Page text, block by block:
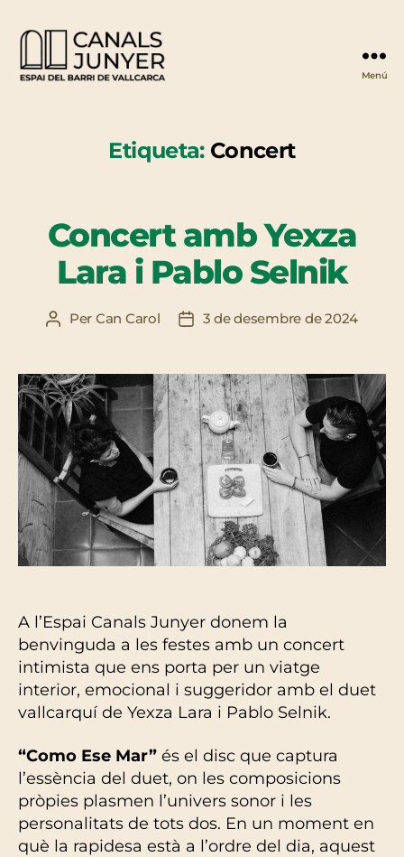
Menú
Etiqueta: Concert
Concert amb Yexza
Lara i Pablo Selnik
Autor
Per Can Carol
Data3 de desembre de 2024
A l’Espai Canals Junyer donem la
benvinguda a les festes amb un concert
intimista que ens porta per un viatge
interior, emocional i suggeridor amb el duet
vallcarquí de Yexza Lara i Pablo Selnik.
“Como Ese Mar” és el disc que captura
l’essència del duet, on les composicions
pròpies plasmen l’univers sonor i les
personalitats de tots dos. En un moment en
què la rapidesa està a l’ordre del dia, aquest